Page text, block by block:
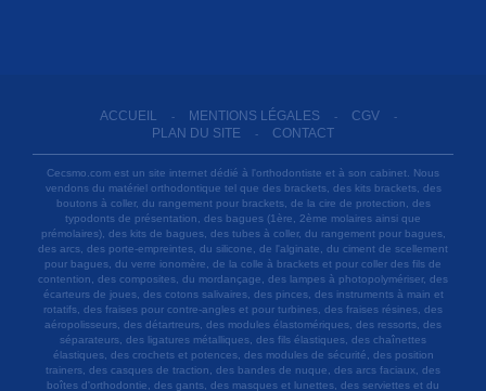
ACCUEIL - MENTIONS LÉGALES - CGV -
PLAN DU SITE - CONTACT
Cecsmo.com est un site internet dédié à l'orthodontiste et à son cabinet. Nous
vendons du matériel orthodontique tel que des brackets, des kits brackets, des
boutons à coller, du rangement pour brackets, de la cire de protection, des
typodonts de présentation, des bagues (1ère, 2ème molaires ainsi que
prémolaires), des kits de bagues, des tubes à coller, du rangement pour bagues,
des arcs, des porte-empreintes, du silicone, de l'alginate, du ciment de scellement
pour bagues, du verre ionomère, de la colle à brackets et pour coller des fils de
contention, des composites, du mordançage, des lampes à photopolymériser, des
écarteurs de joues, des cotons salivaires, des pinces, des instruments à main et
rotatifs, des fraises pour contre-angles et pour turbines, des fraises résines, des
aéropolisseurs, des détartreurs, des modules élastomériques, des ressorts, des
séparateurs, des ligatures métalliques, des fils élastiques, des chaînettes
élastiques, des crochets et potences, des modules de sécurité, des position
trainers, des casques de traction, des bandes de nuque, des arcs faciaux, des
boîtes d'orthodontie, des gants, des masques et lunettes, des serviettes et du